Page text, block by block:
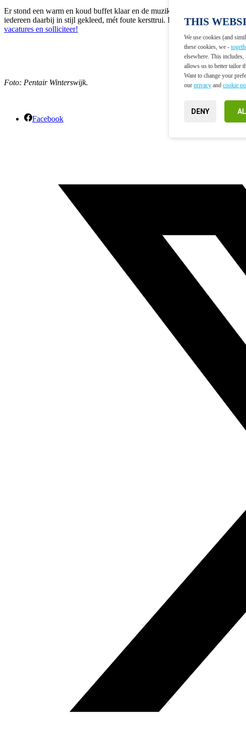
THIS
We use cookies (and
these cookies, we -
elsewhere. This
allows us to better tailor
Want to change your
our privacy and cookie
DENY
Er stond een warm en koud buffet klaar en de muzikale omlijsting was in
iedereen daarbij in stijl gekleed, mét foute kersttrui. Had je die niet mee?
vacatures en solliciteer!
Foto: Pentair Winterswijk.
Facebook